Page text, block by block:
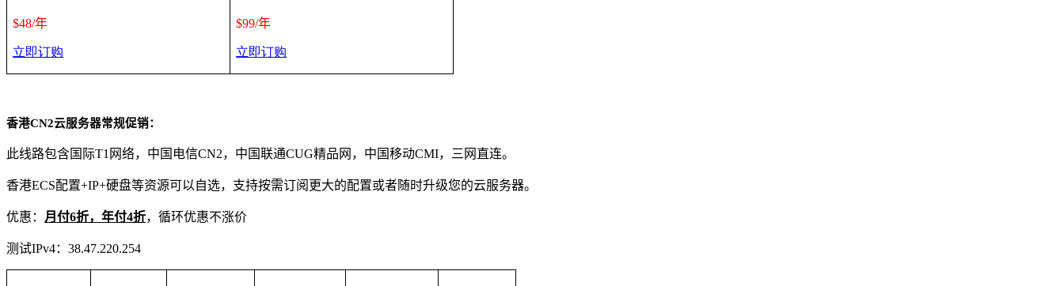
$48/年
立即订购
$99/年
立即订购
香港CN2云服务器常规促销：
此线路包含国际T1 网络，中国电信CN2，中国联通CUG精品网，中国移动CMI，三网直连。
香港ECS配置+IP+硬盘等资源可以自选，支持按需订阅更大的配置或者随时升级您的云服务器。
优惠： 月付6折，年付4折，循环优惠不涨价
测试IPv4： 38.47.220.254